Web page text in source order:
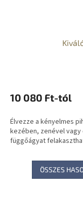
10 080 Ft-tól
Élvezze a kényelmes
kezében, zenével
függőágyat
ÖSSZES